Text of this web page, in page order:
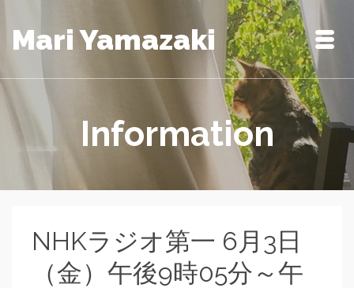
Mari Yamazaki
Information
NHKラジオ第一 6月3日
（金）午後9時05分～午